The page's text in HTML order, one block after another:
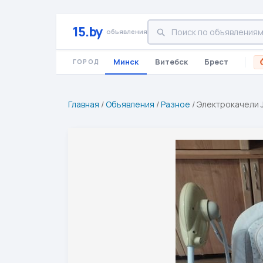
15.by объявления
ГОРОД Минск Витебск Брест
Главная /Объявления /Разное /Электрокачели